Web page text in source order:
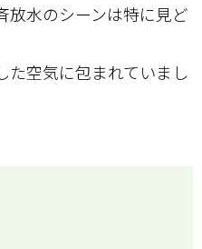
放水のシーンは特に見ど
た空気に包まれていまし